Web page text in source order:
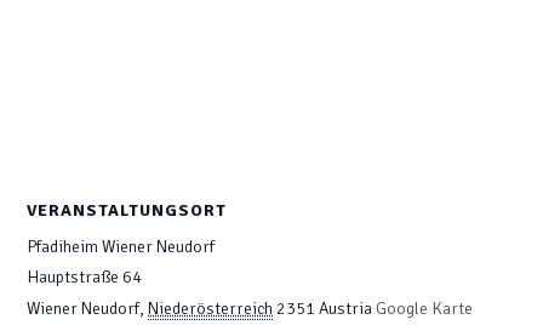
VERANSTALTUNGSORT
Pfadiheim Wiener Neudorf
Hauptstraße 64
Wiener Neudorf, Niederösterreich 2351 Austria Google Karte